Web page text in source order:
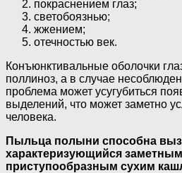
покраснением глаз;
светобоязнью;
жжением;
отечностью век.
Конъюнктивальные оболочки
поллиноз, а в случае
проблема может усугубиться
выделений, что может заметно
человека.
Пыльца полыни способна
характеризующийся
приступообразным сухим